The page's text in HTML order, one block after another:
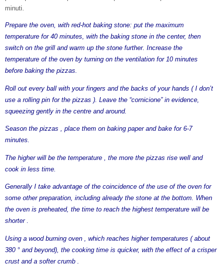
minuti.
Prepare the oven, with red-hot baking stone: put the maximum
temperature for 40 minutes, with the baking stone in the center, then
switch on the grill and warm up the stone further. Increase the
temperature of the oven by turning on the ventilation for 10 minutes
before baking the pizzas.
Roll out every ball with your fingers and the backs of your hands ( I don’t
use a rolling pin for the pizzas ). Leave the “cornicione” in evidence,
squeezing gently in the centre and around.
Season the pizzas , place them on baking paper and bake for 6-7
minutes.
The higher will be the temperature , the more the pizzas rise well and
cook in less time.
Generally I take advantage of the coincidence of the use of the oven for
some other preparation, including already the stone at the bottom. When
the oven is preheated, the time to reach the highest temperature will be
shorter .
Using a wood burning oven , which reaches higher temperatures ( about
380 ° and beyond), the cooking time is quicker, with the effect of a crisper
crust and a softer crumb .